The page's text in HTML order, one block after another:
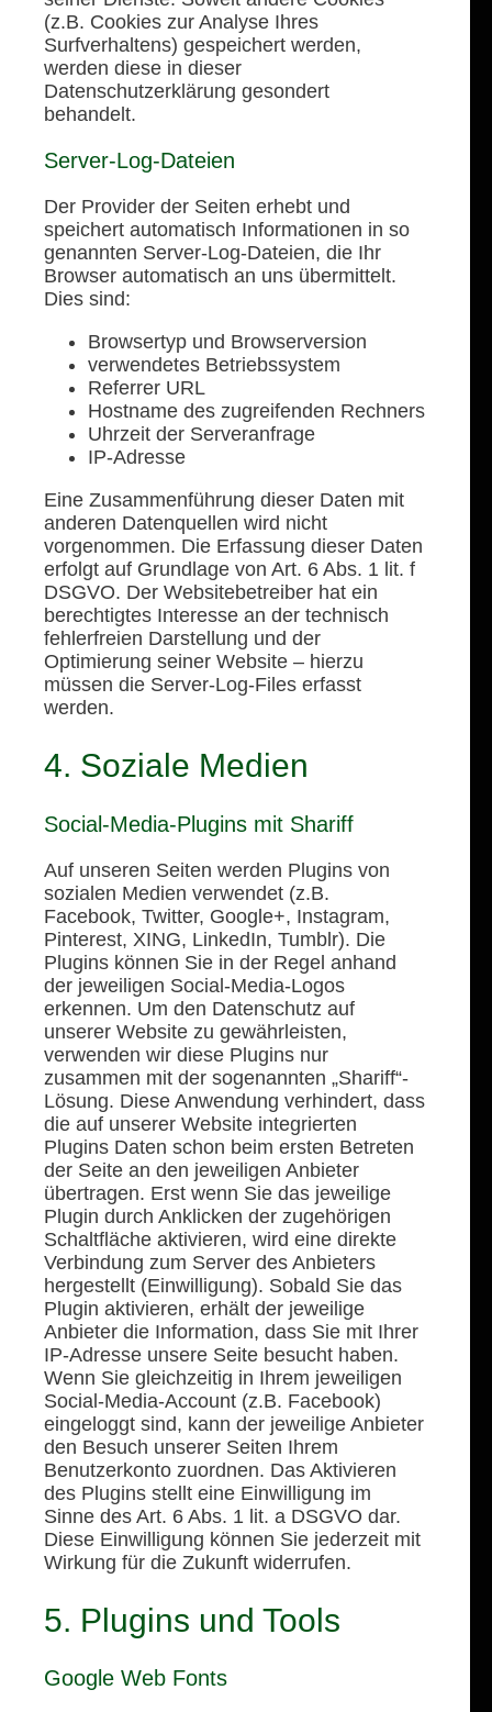
(z.B. Cookies zur Analyse Ihres
Surfverhaltens) gespeichert werden,
werden diese in dieser
Datenschutzerklärung gesondert
behandelt.
Server-Log-Dateien
Der Provider der Seiten erhebt und
speichert automatisch Informationen in so
genannten Server-Log-Dateien, die Ihr
Browser automatisch an uns übermittelt.
Dies sind:
Browsertyp und Browserversion
verwendetes Betriebssystem
Referrer URL
Hostname des zugreifenden Rechners
Uhrzeit der Serveranfrage
IP-Adresse
Eine Zusammenführung dieser Daten mit
anderen Datenquellen wird nicht
vorgenommen. Die Erfassung dieser Daten
erfolgt auf Grundlage von Art. 6 Abs. 1 lit. f
DSGVO. Der Websitebetreiber hat ein
berechtigtes Interesse an der technisch
fehlerfreien Darstellung und der
Optimierung seiner Website – hierzu
müssen die Server-Log-Files erfasst
werden.
4. Soziale Medien
Social-Media-Plugins mit Shariff
Auf unseren Seiten werden Plugins von
sozialen Medien verwendet (z.B.
Facebook, Twitter, Google+, Instagram,
Pinterest, XING, LinkedIn, Tumblr). Die
Plugins können Sie in der Regel anhand
der jeweiligen Social-Media-Logos
erkennen. Um den Datenschutz auf
unserer Website zu gewährleisten,
verwenden wir diese Plugins nur
zusammen mit der sogenannten „Shariff“-
Lösung. Diese Anwendung verhindert, dass
die auf unserer Website integrierten
Plugins Daten schon beim ersten Betreten
der Seite an den jeweiligen Anbieter
übertragen. Erst wenn Sie das jeweilige
Plugin durch Anklicken der zugehörigen
Schaltfläche aktivieren, wird eine direkte
Verbindung zum Server des Anbieters
hergestellt (Einwilligung). Sobald Sie das
Plugin aktivieren, erhält der jeweilige
Anbieter die Information, dass Sie mit Ihrer
IP-Adresse unsere Seite besucht haben.
Wenn Sie gleichzeitig in Ihrem jeweiligen
Social-Media-Account (z.B. Facebook)
eingeloggt sind, kann der jeweilige Anbieter
den Besuch unserer Seiten Ihrem
Benutzerkonto zuordnen. Das Aktivieren
des Plugins stellt eine Einwilligung im
Sinne des Art. 6 Abs. 1 lit. a DSGVO dar.
Diese Einwilligung können Sie jederzeit mit
Wirkung für die Zukunft widerrufen.
5. Plugins und Tools
Google Web Fonts